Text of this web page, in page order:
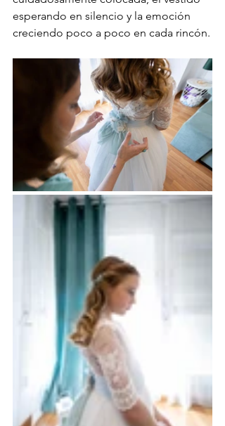
esperando en silencio y la emoción
creciendo poco a poco en cada rincón.